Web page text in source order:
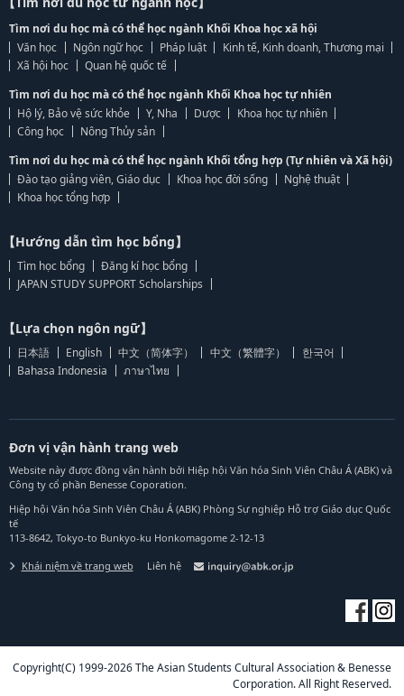
Tìm nơi du học mà có thể học ngành Khối Khoa học xã hội
Văn học
Ngôn ngữ học Pháp luật
Kinh tế, Kinh doanh, Thương mại
Xã hội học
Quan hệ quốc tế
Tìm nơi du học mà có thể học ngành Khối Khoa học tự nhiên
Hộ lý, Bảo vệ sức khỏe
Y, Nha Dược
Khoa học tự nhiên
Công học
Nông Thủy sản
Tìm nơi du học mà có thể học ngành Khối tổng hợp (Tự nhiên và Xã hội)
Đào tạo giảng viên, Giáo dục
Khoa học đời sống
Nghệ thuật
Khoa học tổng hợp
【Hướng dẫn tìm học bổng】
Tìm học bổng
Đăng kí học bổng
JAPAN STUDY SUPPORT Scholarships
【Lựa chọn ngôn ngữ】
日本語 English 中文（简体字） 中文（繁體字）
한국어
Bahasa Indonesia
ภาษาไทย
Đơn vị vận hành trang web
Website này được đồng vận hành bởi Hiệp hội Văn hóa Sinh Viên Châu Á (ABK) và
Công ty cổ phần Benesse Coporation.
Hiệp hội Văn hóa Sinh Viên Châu Á (ABK) Phòng Sự nghiệp Hỗ trợ Giáo dục Quốc
tế
113-8642, Tokyo-to Bunkyo-ku Honkomagome 2-12-13
Khái niệm về trang web Liên hệ
Copyright(C) 1999-2026 The Asian Students Cultural Association & Benesse
Corporation. All Right Reserved.